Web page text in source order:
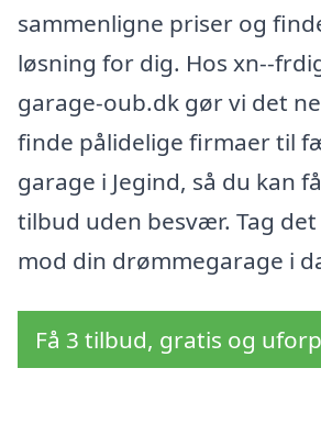
sammenligne priser og
løsning for dig. Hos xn--
garage-oub.dk gør vi det
finde pålidelige firmaer til
garage i Jegind, så du kan
tilbud uden besvær. Tag
mod din drømmegarage i
Få 3 tilbud, gratis og